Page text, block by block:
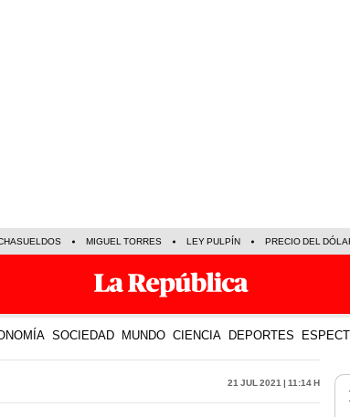
MIGUEL TORRES LEY PULPÍN PRECIO DEL
SOCIEDAD MUNDO CIENCIA DEPORTES
21 Jul 2021 | 11:14 h